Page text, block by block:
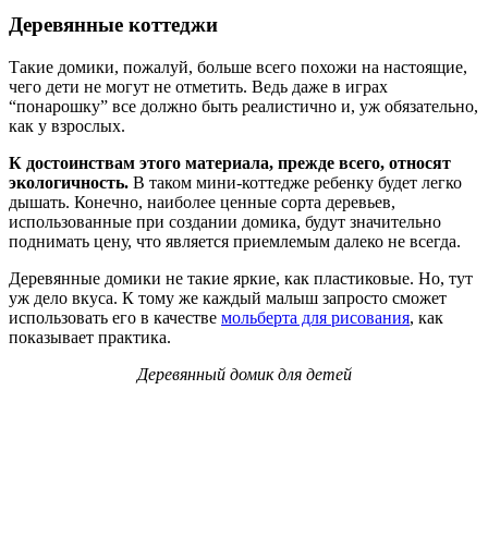
Деревянные коттеджи
Такие домики, пожалуй, больше всего похожи на настоящие,
чего дети не могут не отметить. Ведь даже в играх
“понарошку” все должно быть реалистично и, уж обязательно,
как у взрослых.
К достоинствам этого материала, прежде всего, относят
экологичность. В таком мини-коттедже ребенку будет легко
дышать. Конечно, наиболее ценные сорта деревьев,
использованные при создании домика, будут значительно
поднимать цену, что является приемлемым далеко не всегда.
Деревянные домики не такие яркие, как пластиковые. Но, тут
уж дело вкуса. К тому же каждый малыш запросто сможет
использовать его в качестве мольберта для рисования, как
показывает практика.
Деревянный домик для детей